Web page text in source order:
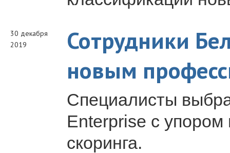
30 декабря
2019
Сотрудники
новым
Специалисты
Enterprise с упором
скоринга.